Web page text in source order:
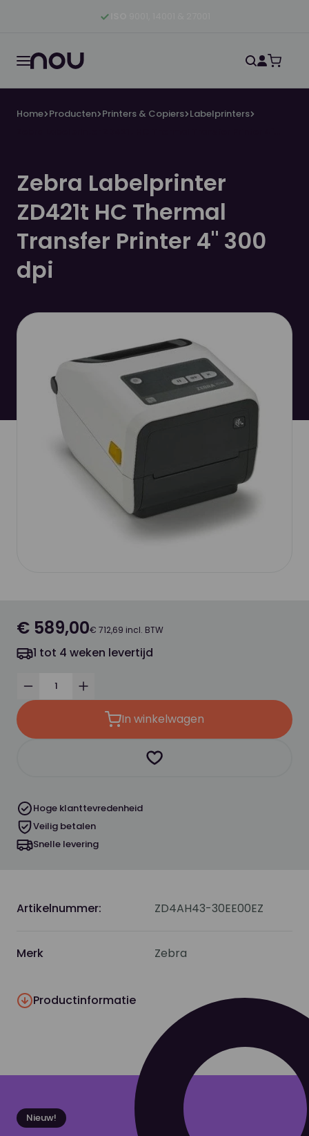
Ga naar hoofdinhoud
Ga naar hoofdnavigatie
Home Producten Printers & Copiers Labelprinters
Zebra Labelprinter
ZD421t HC Thermal
Transfer Printer 4" 300
dpi
€ 589,00€ 712,69 incl. BTW
1 tot 4 weken levertijd
VerminderVerhoog
In winkelwagen
Product toevoegen als
Hoge klanttevredenheid
Veilig betalen
Snelle levering
Artikelnummer: ZD4AH43-30EE00EZ
Merk Zebra
Productinformatie
Nieuw!